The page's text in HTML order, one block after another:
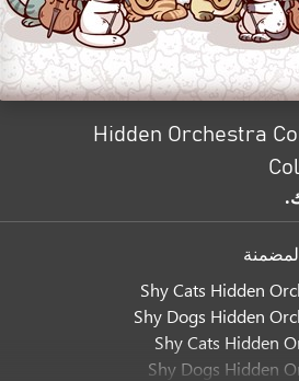
Hidden Orchestra
Shy Cats Hidden
Shy Dogs Hidden
Shy Cats Hidden
Shy Dogs Hidden